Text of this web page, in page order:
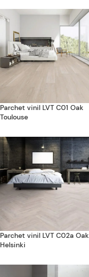
Parchet vinil LVT C01 Oak
Toulouse
Parchet vinil LVT C02a Oak
Helsinki